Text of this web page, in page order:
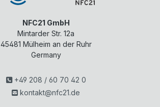
NFC21 GmbH
Mintarder Str. 12a
45481 Mülheim an der Ruhr
Germany
+49 208 / 60 70 42 0
kontakt@nfc21.de